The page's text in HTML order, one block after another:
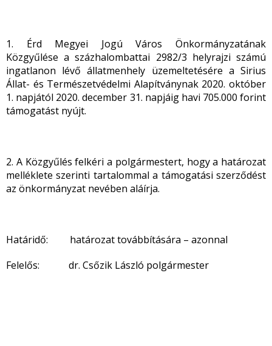
1. Érd Megyei Jogú Város Önkormányzatának
Közgyűlése a százhalombattai 2982/3 helyrajzi számú
ingatlanon lévő állatmenhely üzemeltetésére a Sirius
Állat- és Természetvédelmi Alapítványnak 2020. október
1. napjától 2020. december 31. napjáig havi 705.000 forint
támogatást nyújt.
2. A Közgyűlés felkéri a polgármestert, hogy a határozat
melléklete szerinti tartalommal a támogatási szerződést
az önkormányzat nevében aláírja.
Határidő: határozat továbbítására – azonnal
Felelős: dr. Csőzik László polgármester